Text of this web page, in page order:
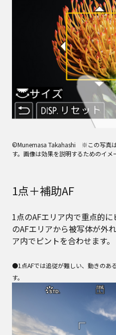
©Munemasa Takahashi ※この写真は
す。画像は効果を説明するためのイメ
1点＋補助AF
1点のAFエリア内で重点的
のAFエリアから被写体が外
ア内でピントを合わせます。
●1点AFでは追従が難しい、動きのあ
す。